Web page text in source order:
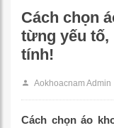
Cách chọn
từng yếu tố,
tính!
Aokhoacnam Admin
Cách chọn áo